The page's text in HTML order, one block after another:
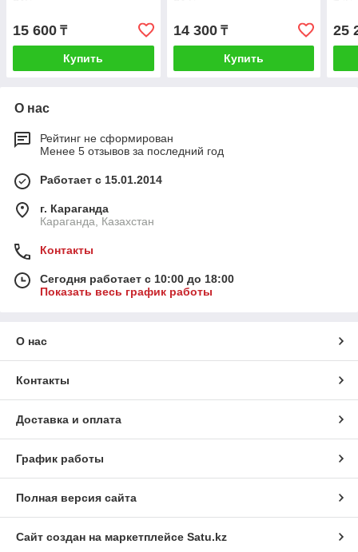
15 600 ₸
Купить
14 300₸
Купить
25
О нас
Рейтинг не сформирован
Менее 5 отзывов за последний год
Работает с 15.01.2014
г. Караганда
Караганда, Казахстан
Контакты
Сегодня работает с 10:00 до 18:00
Показать весь график работы
О нас
Контакты
Доставка и оплата
График работы
Полная версия сайта
Сайт создан на маркетплейсе Satu.kz